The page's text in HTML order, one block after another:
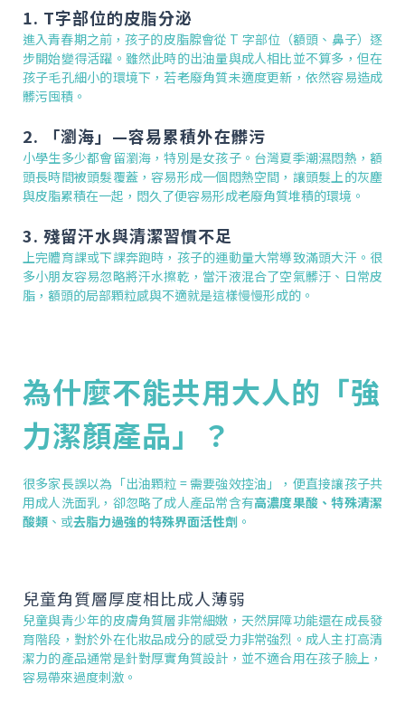
1. T字部位的皮脂分泌
進入青春期之前，孩子的皮脂腺會從 T 字部位（額頭、鼻子）逐
步開始變得活躍。雖然此時的出油量與成人相比並不算多，但在
孩子毛孔細小的環境下，若老廢角質未適度更新，依然容易造成
髒污囤積。
2. 「瀏海」—容易累積外在髒污
小學生多少都會留瀏海，特別是女孩子。台灣夏季潮濕悶熱，額
頭長時間被頭髮覆蓋，容易形成一個悶熱空間，讓頭髮上的灰塵
與皮脂累積在一起，悶久了便容易形成老廢角質堆積的環境。
3. 殘留汗水與清潔習慣不足
上完體育課或下課奔跑時，孩子的運動量大常導致滿頭大汗。很
多小朋友容易忽略將汗水擦乾，當汗液混合了空氣髒汙、日常皮
脂，額頭的局部顆粒感與不適就是這樣慢慢形成的。
為什麼不能共用大人的「強
力潔顏產品」？
很多家長誤以為「出油顆粒 = 需要強效控油」，便直接讓孩子共
用成人洗面乳，卻忽略了成人產品常含有高濃度果酸、特殊清潔
酸類 、或去脂力過強的特殊界面活性劑 。
兒童角質層厚度相比成人薄弱
兒童與青少年的皮膚角質層非常細嫩，天然屏障功能還在成長發
育階段，對於外在化妝品成分的感受力非常強烈。成人主打高清
潔力的產品通常是針對厚實角質設計，並不適合用在孩子臉上，
容易帶來過度刺激。